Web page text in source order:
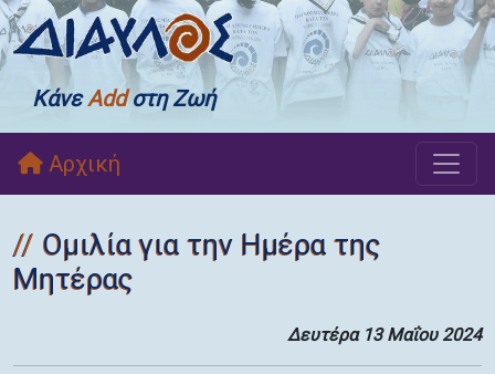
ΚάνεAddστη Ζωή
Αρχική
Ομιλία για την Ημέρα της
Μητέρας
Δευτέρα 13 Μαΐου 2024